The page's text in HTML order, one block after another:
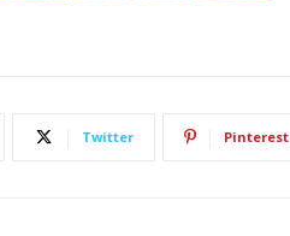
Twitter Pinterest